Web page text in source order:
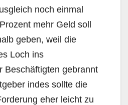
noch einmal
mehr Geld soll
geben, weil die
Loch ins
Beschäftigten gebrannt
indes sollte die
eher leicht zu